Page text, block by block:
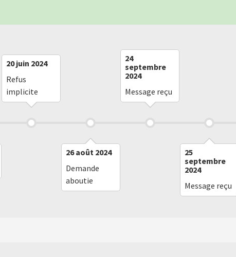
20 juin 2024
Refus
implicite
26 août 2024
Demande
aboutie
24
septembre
2024
Message reçu
25
septembre
2024
Message reçu